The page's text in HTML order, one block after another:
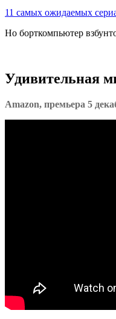
11 самых ожидаемых
Но борткомпьютер
Удивительная
Amazon, премьера 5